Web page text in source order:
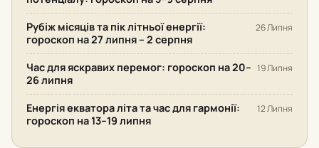
Рубіж місяців та пік літньої енергії:
гороскоп на 27 липня – 2 серпня
26 Липня
Час для яскравих перемог: гороскоп на 20–
26 липня
19 Липня
Енергія екватора літа та час для гармонії:
гороскоп на 13–19 липня
12 Липня